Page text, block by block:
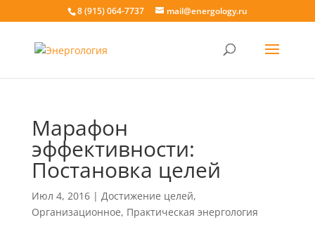
8 (915) 064-7737 mail@energology.ru
Марафон
эффективности:
Постановка целей
Июл 4, 2016| Достижение целей,
Организационное, Практическая энергология